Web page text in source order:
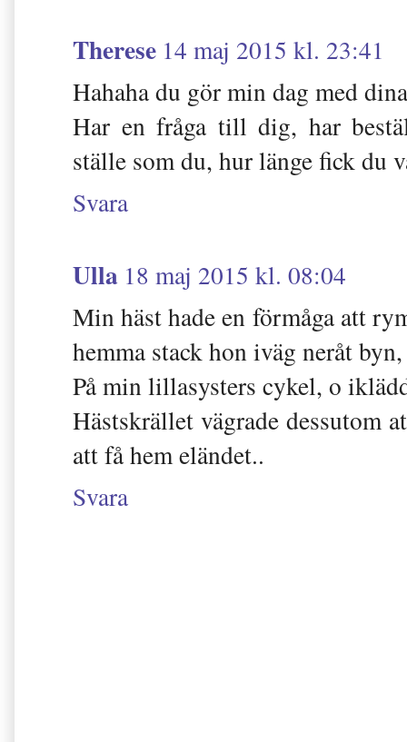
Therese 14 maj 2015 kl. 23:41
Hahaha du gör min dag med
Har en fråga till dig, har
ställe som du, hur länge fick du
Svara
Ulla 18 maj 2015 kl. 08:04
Min häst hade en förmåga att
hemma stack hon iväg neråt
På min lillasysters cykel, o
Hästskrället vägrade dessutom
att få hem eländet..
Svara